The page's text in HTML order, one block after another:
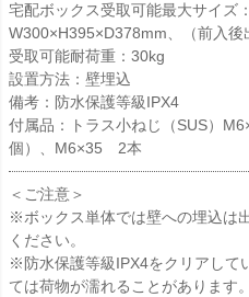
宅配ボックス受取可能最大サイズ
W300×H395×D378mm、（前入
受取可能耐荷重：30kg
設置方法：壁埋込
備考：防水保護等級IPX4
付属品：トラス小ねじ（SUS）
個）、M6×35 2本
＜ご注意＞
※ボックス単体では壁への埋込は
ください。
※防水保護等級IPX4をクリアして
ては荷物が濡れることがあります。